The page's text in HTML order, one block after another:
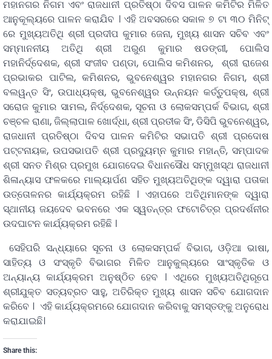
ମହାନଗର ନିଗମ ଏବଂ ରାଜଧାନୀ ପ୍ରତିଷ୍ଠା ଦିବସ ପାଳନ କମିଟିର ମିଳିତ
ଆନୁକୂଲ୍ୟରେ ପାଳନ କରାଯିବ । ଏହି ଅବସରରେ ସକାଳ ୭ ଟା ୩୦ ମିନିଟ୍
ରେ ମୁଖ୍ୟଅତିଥି ଶ୍ରୀ ପ୍ରଦୀପ କୁମାର ଜେନା, ମୁଖ୍ୟ ଶାସନ ସଚିବ ଏବଂ
ସମ୍ମାନନୀୟ ଅତିଥି ଶ୍ରୀ ଅରୁଣ କୁମାର ଷଡଙ୍ଗୀ, ପୋଲିସ
ମହାନିର୍ଦ୍ଦେଶକ, ଶ୍ରୀ ସଂଜୀବ ପଣ୍ଡା, ପୋଲିସ କମିଶନର, ଶ୍ରୀ ରାଜେଶ
ପ୍ରଭାକର ପାଟିଲ, କମିଶନର, ଭୁବନେଶ୍ୱର ମହାନଗର ନିଗମ, ଶ୍ରୀ
ବଲୱନ୍ତ ସିଂ, ଉପାଧ୍ୟକ୍ଷ, ଭୁବନେଶ୍ୱର ଉନ୍ନୟନ କର୍ତ୍ତୁପକ୍ଷ, ଶ୍ରୀ
ସରୋଜ କୁମାର ସାମଲ, ନିର୍ଦ୍ଦେଶକ, ସୂଚନା ଓ ଲୋକସମ୍ପର୍କ ବିଭାଗ, ଶ୍ରୀ
ଚଞ୍ଚଳ ରାଣା, ଜିଲ୍ଲାପାଳ ଖୋର୍ଦ୍ଧା, ଶ୍ରୀ ପ୍ରତୀକ ସିଂ, ଡିସିପି ଭୁବନେଶ୍ୱର,
ରାଜଧାନୀ ପ୍ରତିଷ୍ଠା ଦିବସ ପାଳନ କମିଟିର ସଭାପତି ଶ୍ରୀ ପ୍ରଦୋଷ
ପଟ୍ଟନାୟକ, ଉପସଭାପତି ଶ୍ରୀ ପ୍ରଦ୍ୟୁମ୍ନ କୁମାର ମହାନ୍ତି, ସମ୍ପାଦକ
ଶ୍ରୀ ସନତ ମିଶ୍ର ପ୍ରମୁଖ ଯୋଗଦେଇ ବିଧାନସୌଧ ସମ୍ମୁଖସ୍ଥ ରାଜଧାନୀ
ଶିଳାନ୍ୟାସ ଫଳକରେ ମାଲ୍ୟାର୍ପଣ ସହିତ ମୁଖ୍ୟଅତିଥିଙ୍କ ଦ୍ୱାରା ପତାକା
ଉତ୍ତୋଳନର କାର୍ଯ୍ୟକ୍ରମ ରହିଛି । ଏହାପରେ ଅତିଥିମାନଙ୍କ ଦ୍ୱାରା
ସ୍ଥାନୀୟ ଜୟଦେବ ଭବନରେ ଏକ ସ୍ୱତନ୍ତ୍ର ଫଟୋଚିତ୍ର ପ୍ରଦର୍ଶନୀର
ଉଦଘାଟନ କାର୍ଯ୍ୟକ୍ରମ ରହିଛି ।
ସେହିପରି ସନ୍ଧ୍ୟାରେ ସୂଚନା ଓ ଲୋକସମ୍ପର୍କ ବିଭାଗ, ଓଡ଼ିଆ ଭାଷା,
ସାହିତ୍ୟ ଓ ସଂସ୍କୃତି ବିଭାଗର ମିଳିତ ଆନୁକୁଲ୍ୟରେ ସାଂସ୍କୃତିକ ଓ
ଅନ୍ୟାନ୍ୟ କାର୍ଯ୍ୟକ୍ରମ ଅନୁଷ୍ଠିତ ହେବ । ଏଥିରେ ମୁଖ୍ୟଅତିଥିରୂପେ
ଶ୍ରୀଯୁକ୍ତ ସତ୍ୟବ୍ରତ ସାହୁ, ଅତିରିକ୍ତ ମୁଖ୍ୟ ଶାସନ ସଚିବ ଯୋଗଦାନ
କରିବେ । ଏହି କାର୍ଯ୍ୟକ୍ରମରେ ଯୋଗଦାନ କରିବାକୁ ସମସ୍ତଙ୍କୁ ଅନୁରୋଧ
କରାଯାଇଛି।
Share this: